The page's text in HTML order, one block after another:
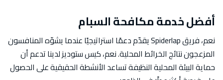
أفضل خدمة مكافحة السبام
نعم، فريق Spiderlap يقدّم دعمًا استراتيجيًا عندما يشوّه المنافسون
المزعجون نتائج الخرائط المحلية. نعم، كيس ستوديز لدينا تدعم أن
حماية البيئة المحلية النظيفة تساعد الأنشطة الحقيقية على الحصول